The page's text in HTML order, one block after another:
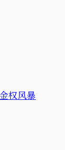
权风暴